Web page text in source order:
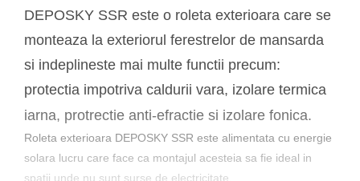
DEPOSKY SSR este o roleta exterioara care se
monteaza la exteriorul ferestrelor de mansarda
si indeplineste mai multe functii precum:
protectia impotriva caldurii vara, izolare termica
iarna, protrectie anti-efractie si izolare fonica.
Roleta exterioara DEPOSKY SSR este alimentata cu energie
solara lucru care face ca montajul acesteia sa fie ideal in
spatii unde nu sunt surse de electricitate.